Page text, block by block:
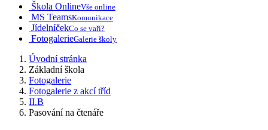
Škola OnlineVše online
MS TeamsKomunikace
JídelníčekCo se vaří?
FotogalerieGalerie školy
Úvodní stránka
Základní škola
Fotogalerie
Fotogalerie z akcí tříd
II.B
Pasování na čtenáře